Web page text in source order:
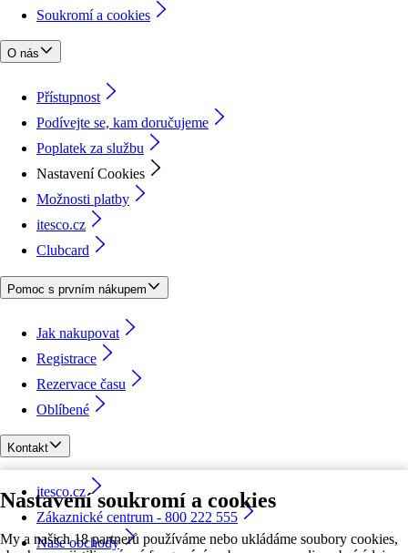
Nastavení soukromí a cookies
My a našich 18 partnerů používáme nebo ukládáme soubory cookies,
Soukromí a cookies
O nás
Přístupnost
Podívejte se, kam doručujeme
Poplatek za službu
Nastavení Cookies
Možnosti platby
itesco.cz
Clubcard
Pomoc s prvním nákupem
Jak nakupovat
Registrace
Rezervace času
Oblíbené
Kontakt
itesco.cz
Zákaznické centrum - 800 222 555
Naše obchody